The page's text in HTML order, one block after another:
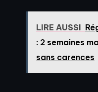
LIRE AUSSI
: 2 semaines
sans carences